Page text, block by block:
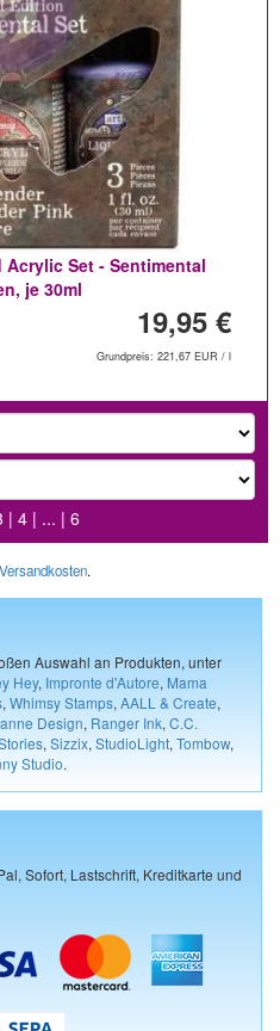
Set - Sentimental
je 30ml
19,95 €
Grundpreis: 221,67 EUR / l
| 4 | ... | 6
Versandkosten.
Auswahl an Produkten, unter
Hey, Impronte d'Autore, Mama
, Whimsy Stamps, AALL & Create,
Design, Ranger Ink, C.C.
, Sizzix, StudioLight, Tombow,
Studio.
Sofort, Lastschrift, Kreditkarte und